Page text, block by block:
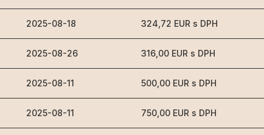
2025-08-18 324,72 EUR s DPH
2025-08-26 316,00 EUR s DPH
2025-08-11 500,00 EUR s DPH
2025-08-11 750,00 EUR s DPH